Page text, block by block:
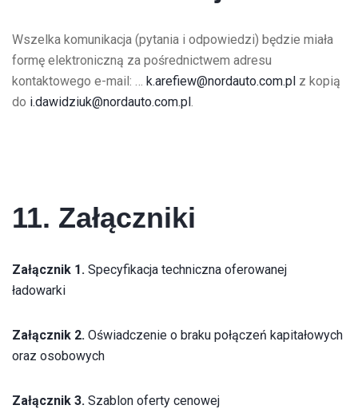
Wszelka komunikacja (pytania i odpowiedzi) będzie miała
formę elektroniczną za pośrednictwem adresu
kontaktowego e-mail: … k.arefiew@nordauto.com.pl z kopią
do i.dawidziuk@nordauto.com.pl
11. Załączniki
Załącznik 1. Specyfikacja techniczna oferowanej
ładowarki
Załącznik 2. Oświadczenie o braku połączeń kapitałowych
oraz osobowych
Załącznik 3. Szablon oferty cenowej